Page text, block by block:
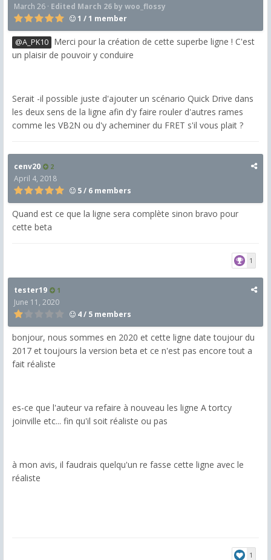
March 26 · Edited March 26 by woo_flossy
1 / 1 member
@A_PK10 Merci pour la création de cette superbe ligne ! C'est
un plaisir de pouvoir y conduire
Serait -il possible juste d'ajouter un scénario Quick Drive dans
les deux sens de la ligne afin d'y faire rouler d'autres rames
comme les VB2N ou d'y acheminer du FRET s'il vous plait ?
cenv20 2
April 4, 2018
5 / 6 members
Quand est ce que la ligne sera complète sinon bravo pour
cette beta
1
tester19 1
June 11, 2020
4 / 5 members
bonjour, nous sommes en 2020 et cette ligne date toujour du
2017 et toujours la version beta et ce n'est pas encore tout a
fait réaliste
es-ce que l'auteur va refaire à nouveau les ligne A tortcy
joinville etc... fin qu'il soit réaliste ou pas
à mon avis, il faudrais quelqu'un re fasse cette ligne avec le
réaliste
1